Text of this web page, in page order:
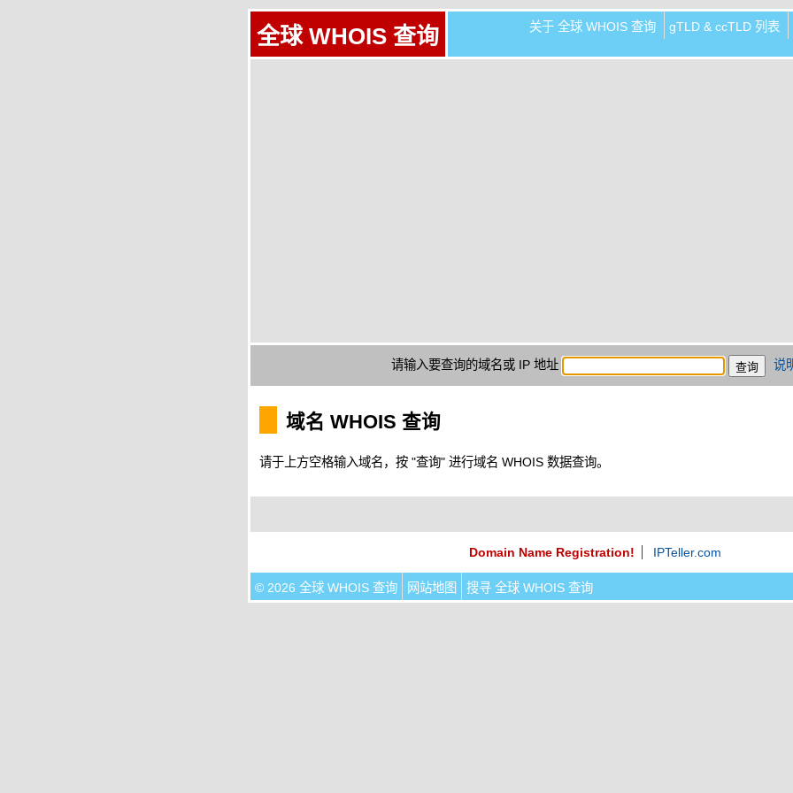
全球 WHOIS 查询 关于 全球 WHOIS 查询 gTLD & ccTLD 列表
请输入要查询的域名或 IP 地址 说
域名 WHOIS 查询
请于上方空格输入域名，按 "查询" 进行域名 WHOIS 数据查询。
Domain Name Registration! IPTeller.com
© 2026 全球 WHOIS 查询 网站地图 搜寻 全球 WHOIS 查询